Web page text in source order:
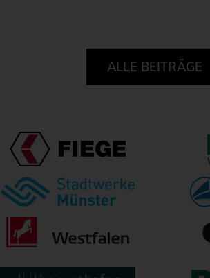
ALLE BEITRÄGE